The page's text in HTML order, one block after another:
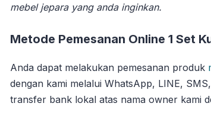
mebel jepara yang anda inginkan.
Metode Pemesanan Online 1 Set
Anda dapat melakukan pemesanan produk
dengan kami melalui WhatsApp, LINE,
transfer bank lokal atas nama owner kami